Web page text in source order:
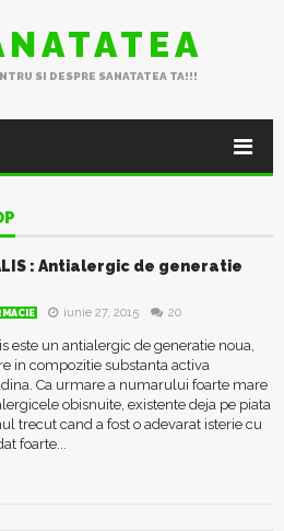
SI DESPRE SANATATEA TA!!!
: Antialergic de generatie
iunie 27, 2015 20
este un antialergic de generatie noua,
in compozitie substanta activa
Ca urmare a numarului foarte mare
obisnuite, existente deja pe piata
trecut cand a fost o adevarat isterie cu
foarte...